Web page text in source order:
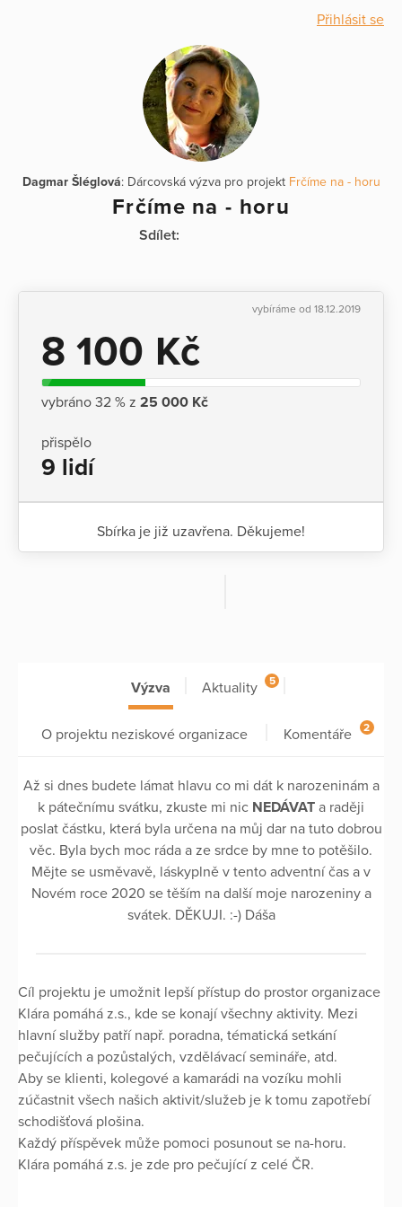
Přihlásit se
Dagmar Šléglová: Dárcovská výzva pro projekt Frčíme na - horu
Frčíme na - horu
Sdílet:
vybíráme od 18.12.2019
8 100 Kč
vybráno 32 % z 25 000 Kč
přispělo
9 lidí
Sbírka je již uzavřena. Děkujeme!
Výzva Aktuality 5
O projektu neziskové organizace Komentáře 2
Až si dnes budete lámat hlavu co mi dát k narozeninám a
k pátečnímu svátku, zkuste mi nic NEDÁVAT a raději
poslat částku, která byla určena na můj dar na tuto dobrou
věc. Byla bych moc ráda a ze srdce by mne to potěšilo.
Mějte se usměvavě, láskyplně v tento adventní čas a v
Novém roce 2020 se těším na další moje narozeniny a
svátek. DĚKUJI. :-) Dáša
Cíl projektu je umožnit lepší přístup do prostor organizace
Klára pomáhá z.s., kde se konají všechny aktivity. Mezi
hlavní služby patří např. poradna, tématická setkání
pečujících a pozůstalých, vzdělávací semináře, atd.
Aby se klienti, kolegové a kamarádi na vozíku mohli
zúčastnit všech našich aktivit/služeb je k tomu zapotřebí
schodišťová plošina.
Každý příspěvek může pomoci posunout se na-horu.
Klára pomáhá z.s. je zde pro pečující z celé ČR.